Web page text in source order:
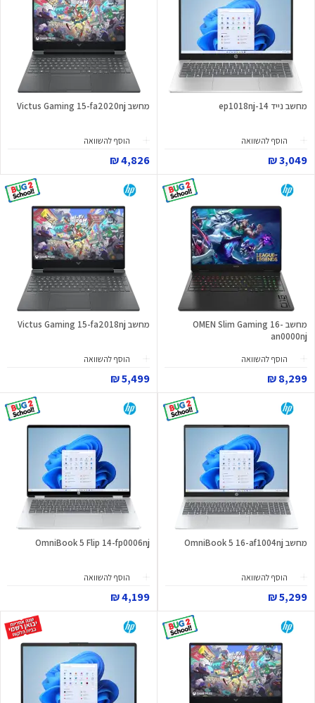
מחשב נייד 14-ep1018nj
הוסף להשוואה
3,049 ₪
מחשב Victus Gaming 15-fa2020nj
הוסף להשוואה
4,826 ₪
מחשב OMEN Slim Gaming 16-
an0000nj
הוסף להשוואה
8,299 ₪
מחשב Victus Gaming 15-fa2018nj
הוסף להשוואה
5,499 ₪
מחשב OmniBook 5 16-af1004nj
הוסף להשוואה
5,299 ₪
OmniBook 5 Flip 14-fp0006nj
הוסף להשוואה
4,199 ₪